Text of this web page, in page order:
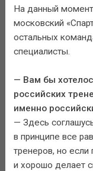
На данный
московский
остальных
специалисты.
— Вам бы
российских
именно
— Здесь
в принципе все
тренеров, но если
и хорошо делает